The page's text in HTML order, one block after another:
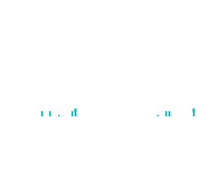
ألون ليل أمير إليزور